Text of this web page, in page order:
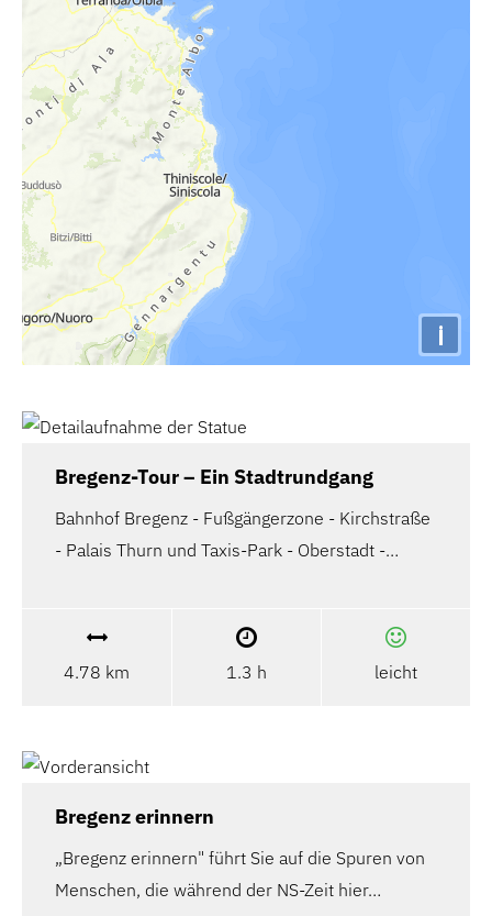
i
Bregenz-Tour – Ein Stadtrundgang
Bahnhof Bregenz - Fußgängerzone - Kirchstraße
- Palais Thurn und Taxis-Park - Oberstadt -…
4.78 km 1.3 h leicht
Bregenz erinnern
„Bregenz erinnern" führt Sie auf die Spuren von
Menschen, die während der NS-Zeit hier…